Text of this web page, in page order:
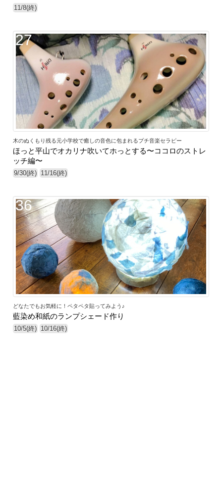
11/8(終)
27
木のぬくもり残る元小学校で癒しの音色に包まれるプチ音楽セラピー
ほっと平山でオカリナ吹いてホっとする〜ココロのストレ
ッチ編〜
9/30(終) 11/16(終)
36
どなたでもお気軽に！ペタペタ貼ってみよう♪
藍染め和紙のランプシェード作り
10/5(終) 10/16(終)